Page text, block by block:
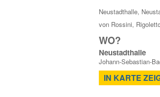
Neustadthalle,
von Rossini,
WO?
Neustadthalle
Johann-Sebastian-
IN KARTE